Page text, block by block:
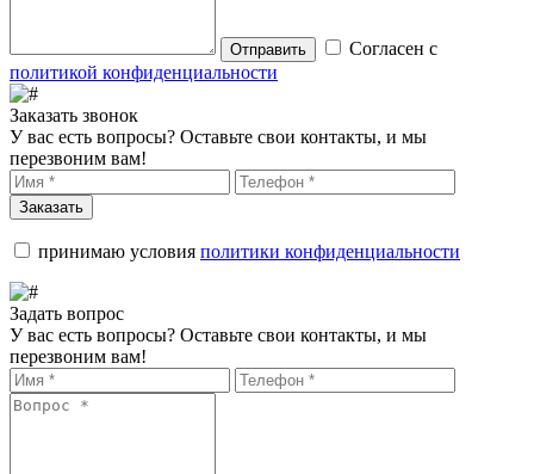
Отправить
Согласен с
политикой конфиденциальности
Заказать звонок
У вас есть вопросы? Оставьте свои контакты, и мы
перезвоним вам!
Заказать
принимаю условия политики конфиденциальности
Задать вопрос
У вас есть вопросы? Оставьте свои контакты, и мы
перезвоним вам!